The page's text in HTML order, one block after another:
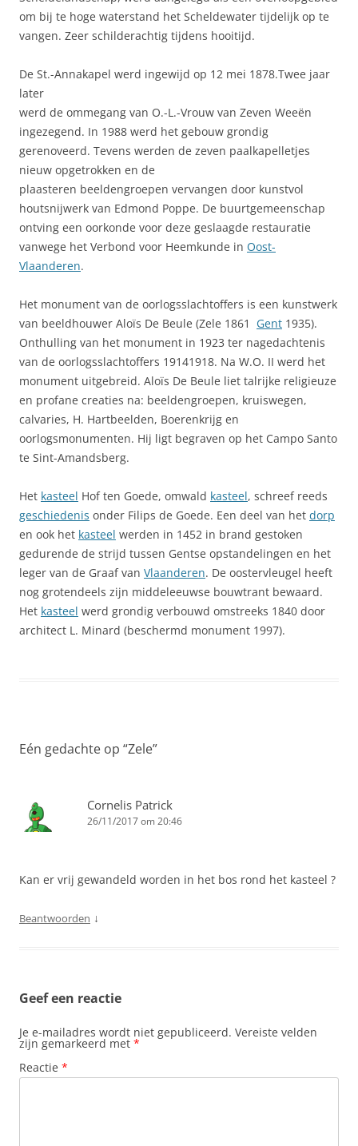
om bij te hoge waterstand het Scheldewater tijdelijk op te
vangen. Zeer schilderachtig tijdens hooitijd.
De St.-Annakapel werd ingewijd op 12 mei 1878.Twee jaar
later
werd de ommegang van O.-L.-Vrouw van Zeven Weeën
ingezegend. In 1988 werd het gebouw grondig
gerenoveerd. Tevens werden de zeven paalkapelletjes
nieuw opgetrokken en de
plaasteren beeldengroepen vervangen door kunstvol
houtsnijwerk van Edmond Poppe. De buurtgemeenschap
ontving een oorkonde voor deze geslaagde restauratie
vanwege het Verbond voor Heemkunde in Oost-
Vlaanderen.
Het monument van de oorlogsslachtoffers is een kunstwerk
van beeldhouwer Aloïs De Beule (Zele 1861  Gent 1935).
Onthulling van het monument in 1923 ter nagedachtenis
van de oorlogsslachtoffers 19141918. Na W.O. II werd het
monument uitgebreid. Aloïs De Beule liet talrijke religieuze
en profane creaties na: beeldengroepen, kruiswegen,
calvaries, H. Hartbeelden, Boerenkrijg en
oorlogsmonumenten. Hij ligt begraven op het Campo Santo
te Sint-Amandsberg.
Het kasteel Hof ten Goede, omwald kasteel, schreef reeds
geschiedenis onder Filips de Goede. Een deel van het dorp
en ook het kasteel werden in 1452 in brand gestoken
gedurende de strijd tussen Gentse opstandelingen en het
leger van de Graaf van Vlaanderen. De oostervleugel heeft
nog grotendeels zijn middeleeuwse bouwtrant bewaard.
Het kasteel werd grondig verbouwd omstreeks 1840 door
architect L. Minard (beschermd monument 1997).
Eén gedachte op “Zele”
Cornelis Patrick
26/11/2017 om 20:46
Kan er vrij gewandeld worden in het bos rond het kasteel ?
Beantwoorden ↓
Geef een reactie
Je e-mailadres wordt niet gepubliceerd. Vereiste velden
zijn gemarkeerd met *
Reactie *